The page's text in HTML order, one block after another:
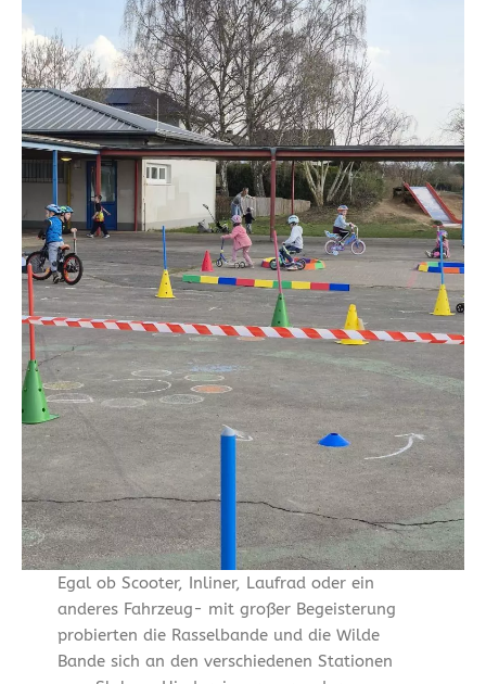
Egal ob Scooter, Inliner, Laufrad oder ein
anderes Fahrzeug- mit großer Begeisterung
probierten die Rasselbande und die Wilde
Bande sich an den verschiedenen Stationen